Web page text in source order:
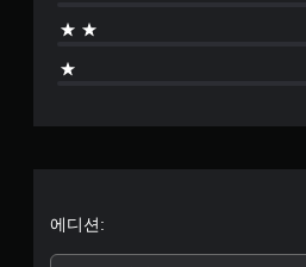
에디션: